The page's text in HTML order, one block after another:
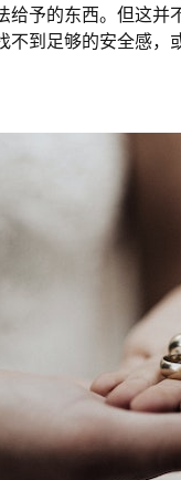
给予的东西。但这
到足够的安全感，